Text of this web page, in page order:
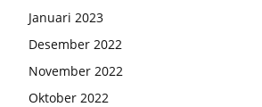
Januari 2023
Desember 2022
November 2022
Oktober 2022